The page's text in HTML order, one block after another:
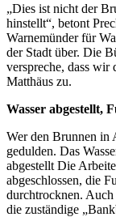
„Dies ist nicht der
hinstellt“, betont
Warnemünder für
der Stadt über. Die
verspreche, dass wir
Matthäus zu.
Wasser abgestellt,
Wer den Brunnen in
gedulden. Das
abgestellt Die
abgeschlossen, die
durchtrocknen.
die zuständige